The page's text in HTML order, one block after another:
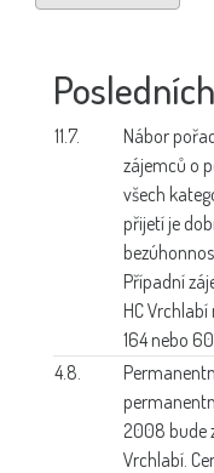
11.7. Nábor
zájemců o
všech
přijetí je
Případní
HC
164 nebo
4.8.
2008 bude
Vrchlabí.